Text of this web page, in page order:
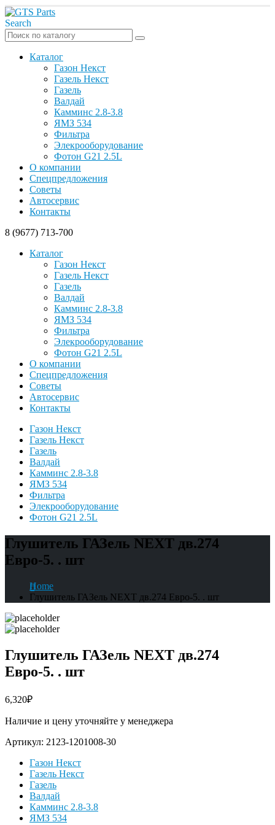
Search
Каталог
Газон Некст
Газель Некст
Газель
Валдай
Камминс 2.8-3.8
ЯМЗ 534
Фильтра
Элекрооборудование
Фотон G21 2.5L
О компании
Спецпредложения
Советы
Автосервис
Контакты
8 (9677) 713-700
Каталог
Газон Некст
Газель Некст
Газель
Валдай
Камминс 2.8-3.8
ЯМЗ 534
Фильтра
Элекрооборудование
Фотон G21 2.5L
О компании
Спецпредложения
Советы
Автосервис
Контакты
Газон Некст
Газель Некст
Газель
Валдай
Камминс 2.8-3.8
ЯМЗ 534
Фильтра
Элекрооборудование
Фотон G21 2.5L
Глушитель ГАЗель NEXT дв.274
Евро-5. . шт
Home
Глушитель ГАЗель NEXT дв.274 Евро-5. . шт
Глушитель ГАЗель NEXT дв.274
Евро-5. . шт
6,320₽
Наличие и цену уточняйте у менеджера
Артикул: 2123-1201008-30
Газон Некст
Газель Некст
Газель
Валдай
Камминс 2.8-3.8
ЯМЗ 534